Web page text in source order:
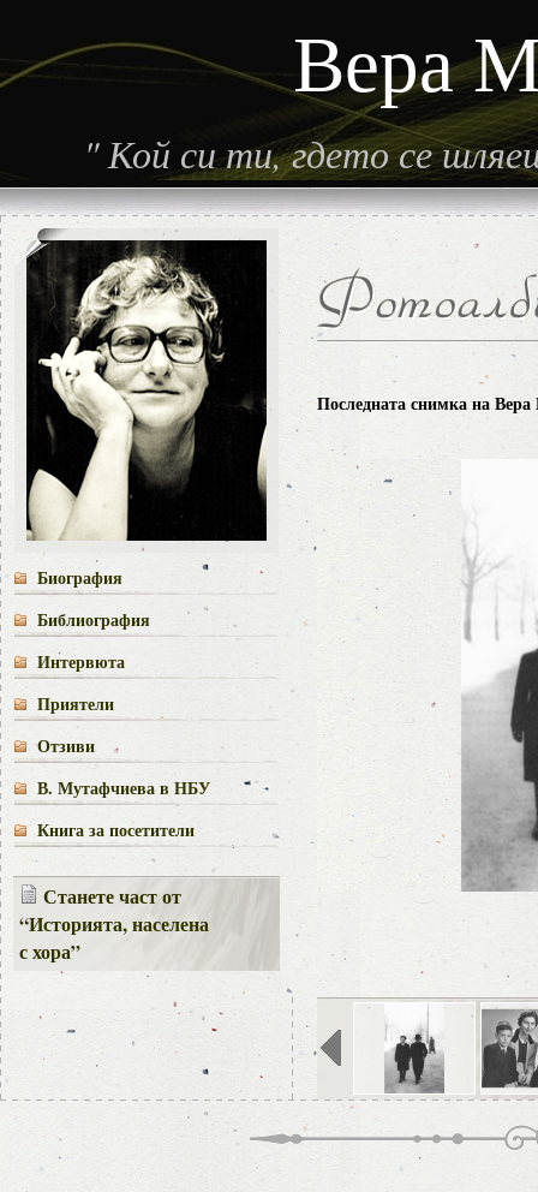
Вера
"Кой си ти, гдето се
Биография
Библиография
Интервюта
Приятели
Отзиви
В. Мутафчиева в НБУ
Книга за посетители
Станете част от
“Историята, населена
с хора”
Последната снимка на